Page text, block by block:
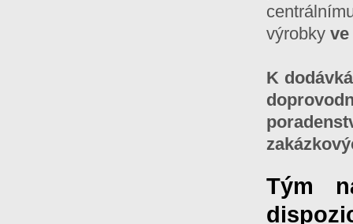
výrobky
K
Tým